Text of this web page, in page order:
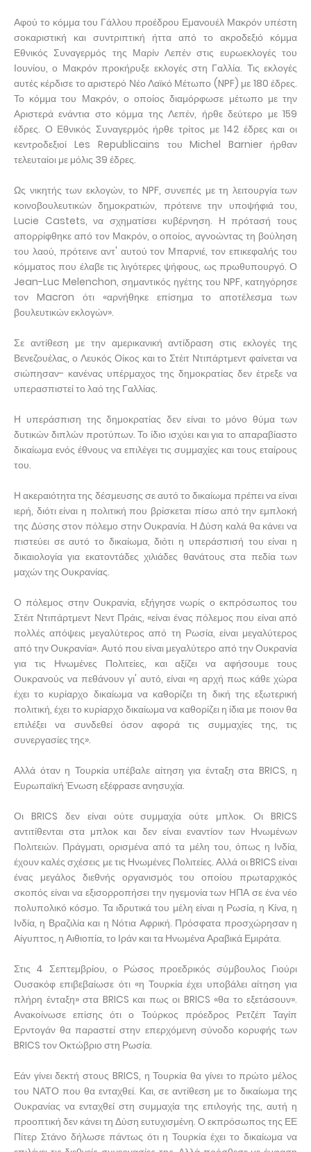
Αφού το κόμμα του Γάλλου προέδρου Εμανουέλ Μακρόν υπέστη
σοκαριστική και συντριπτική ήττα από το ακροδεξιό κόμμα
Εθνικός Συναγερμός της Μαρίν Λεπέν στις ευρωεκλογές του
Ιουνίου, ο Μακρόν προκήρυξε εκλογές στη Γαλλία. Τις εκλογές
αυτές κέρδισε το αριστερό Νέο Λαϊκό Μέτωπο (NPF) με 180 έδρες.
Το κόμμα του Μακρόν, ο οποίος διαμόρφωσε μέτωπο με την
Αριστερά ενάντια στο κόμμα της Λεπέν, ήρθε δεύτερο με 159
έδρες. Ο Εθνικός Συναγερμός ήρθε τρίτος με 142 έδρες και οι
κεντροδεξιοί Les Republicains του Michel Barnier ήρθαν
τελευταίοι με μόλις 39 έδρες.
Ως νικητής των εκλογών, το NPF, συνεπές με τη λειτουργία των
κοινοβουλευτικών δημοκρατιών, πρότεινε την υποψήφιά του,
Lucie Castets, να σχηματίσει κυβέρνηση. Η πρότασή τους
απορρίφθηκε από τον Μακρόν, ο οποίος, αγνοώντας τη βούληση
του λαού, πρότεινε αντ' αυτού τον Μπαρνιέ, τον επικεφαλής του
κόμματος που έλαβε τις λιγότερες ψήφους, ως πρωθυπουργό. Ο
Jean-Luc Melenchon, σημαντικός ηγέτης του NPF, κατηγόρησε
τον Macron ότι «αρνήθηκε επίσημα το αποτέλεσμα των
βουλευτικών εκλογών».
Σε αντίθεση με την αμερικανική αντίδραση στις εκλογές της
Βενεζουέλας, ο Λευκός Οίκος και το Στέιτ Ντιπάρτμεντ φαίνεται να
σιώπησαν- κανένας υπέρμαχος της δημοκρατίας δεν έτρεξε να
υπερασπιστεί το λαό της Γαλλίας.
Η υπεράσπιση της δημοκρατίας δεν είναι το μόνο θύμα των
δυτικών διπλών προτύπων. Το ίδιο ισχύει και για το απαραβίαστο
δικαίωμα ενός έθνους να επιλέγει τις συμμαχίες και τους εταίρους
του.
Η ακεραιότητα της δέσμευσης σε αυτό το δικαίωμα πρέπει να είναι
ιερή, διότι είναι η πολιτική που βρίσκεται πίσω από την εμπλοκή
της Δύσης στον πόλεμο στην Ουκρανία. Η Δύση καλά θα κάνει να
πιστεύει σε αυτό το δικαίωμα, διότι η υπεράσπισή του είναι η
δικαιολογία για εκατοντάδες χιλιάδες θανάτους στα πεδία των
μαχών της Ουκρανίας.
Ο πόλεμος στην Ουκρανία, εξήγησε νωρίς ο εκπρόσωπος του
Στέιτ Ντιπάρτμεντ Νεντ Πράις, «είναι ένας πόλεμος που είναι από
πολλές απόψεις μεγαλύτερος από τη Ρωσία, είναι μεγαλύτερος
από την Ουκρανία». Αυτό που είναι μεγαλύτερο από την Ουκρανία
για τις Ηνωμένες Πολιτείες, και αξίζει να αφήσουμε τους
Ουκρανούς να πεθάνουν γι' αυτό, είναι «η αρχή πως κάθε χώρα
έχει το κυρίαρχο δικαίωμα να καθορίζει τη δική της εξωτερική
πολιτική, έχει το κυρίαρχο δικαίωμα να καθορίζει η ίδια με ποιον θα
επιλέξει να συνδεθεί όσον αφορά τις συμμαχίες της, τις
συνεργασίες της».
Αλλά όταν η Τουρκία υπέβαλε αίτηση για ένταξη στα BRICS, η
Ευρωπαϊκή Ένωση εξέφρασε ανησυχία.
Οι BRICS δεν είναι ούτε συμμαχία ούτε μπλοκ. Οι BRICS
αντιτίθενται στα μπλοκ και δεν είναι εναντίον των Ηνωμένων
Πολιτειών. Πράγματι, ορισμένα από τα μέλη του, όπως η Ινδία,
έχουν καλές σχέσεις με τις Ηνωμένες Πολιτείες. Αλλά οι BRICS είναι
ένας μεγάλος διεθνής οργανισμός του οποίου πρωταρχικός
σκοπός είναι να εξισορροπήσει την ηγεμονία των ΗΠΑ σε ένα νέο
πολυπολικό κόσμο. Τα ιδρυτικά του μέλη είναι η Ρωσία, η Κίνα, η
Ινδία, η Βραζιλία και η Νότια Αφρική. Πρόσφατα προσχώρησαν η
Αίγυπτος, η Αιθιοπία, το Ιράν και τα Ηνωμένα Αραβικά Εμιράτα.
Στις 4 Σεπτεμβρίου, ο Ρώσος προεδρικός σύμβουλος Γιούρι
Ουσακόφ επιβεβαίωσε ότι «η Τουρκία έχει υποβάλει αίτηση για
πλήρη ένταξη» στα BRICS και πως οι BRICS «θα το εξετάσουν».
Ανακοίνωσε επίσης ότι ο Τούρκος πρόεδρος Ρετζέπ Ταγίπ
Ερντογάν θα παραστεί στην επερχόμενη σύνοδο κορυφής των
BRICS τον Οκτώβριο στη Ρωσία.
Εάν γίνει δεκτή στους BRICS, η Τουρκία θα γίνει το πρώτο μέλος
του ΝΑΤΟ που θα ενταχθεί. Και, σε αντίθεση με το δικαίωμα της
Ουκρανίας να ενταχθεί στη συμμαχία της επιλογής της, αυτή η
προοπτική δεν κάνει τη Δύση ευτυχισμένη. Ο εκπρόσωπος της ΕΕ
Πίτερ Στάνο δήλωσε πάντως ότι η Τουρκία έχει το δικαίωμα να